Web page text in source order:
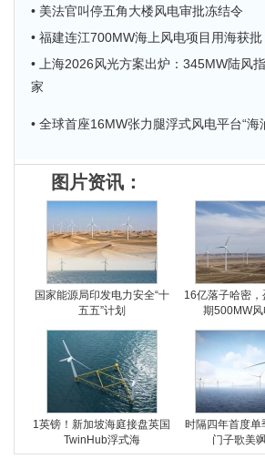
• 美法官叫停五角大楼风电审批冻结令
• 福建连江700MW海上风电项目用海获
• 上海2026风光方案出炉：345MW陆风
家
• 全球首座16MW张力腿浮式风电平台“海
图片资讯：
国家能源局印发电力安全“十
五五”计划
16亿落子哈密
期500MW
1英镑！新加坡海庭接盘英国
TwinHub浮式海
时隔四年首度单
门子歌美